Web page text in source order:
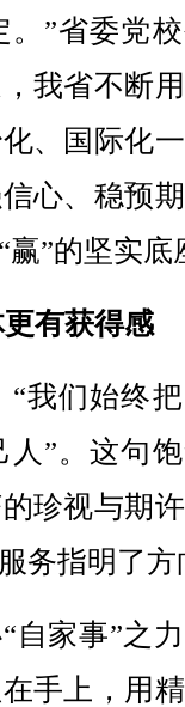
”省委党
我省不断
、国际化
心、稳预
赢”的坚实底
有获得感
们始终把
”。这句
珍视与期
务指明了方
家事”之
手上，用